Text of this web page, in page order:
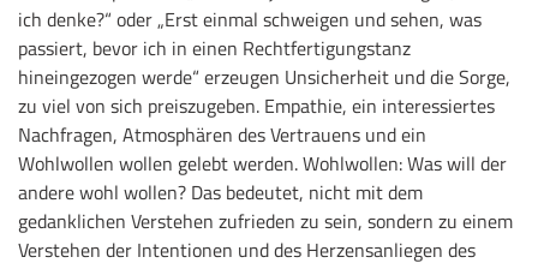
ich denke?“ oder „Erst einmal schweigen und sehen, was
passiert, bevor ich in einen Rechtfertigungstanz
hineingezogen werde“ erzeugen Unsicherheit und die Sorge,
zu viel von sich preiszugeben. Empathie, ein interessiertes
Nachfragen, Atmosphären des Vertrauens und ein
Wohlwollen wollen gelebt werden. Wohlwollen: Was will der
andere wohl wollen? Das bedeutet, nicht mit dem
gedanklichen Verstehen zufrieden zu sein, sondern zu einem
Verstehen der Intentionen und des Herzensanliegen des